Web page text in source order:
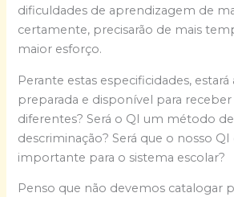
dificuldades de aprendizagem de
certamente, precisarão de mais
maior esforço.
Perante estas especificidades, estará
preparada e disponível para
diferentes? Será o QI um método
descriminação? Será que o nosso
importante para o sistema escolar?
Penso que não devemos catalogar